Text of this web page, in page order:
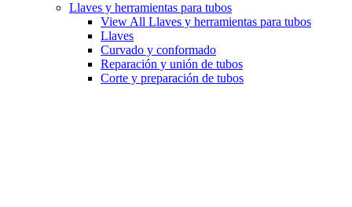
Llaves y herramientas para tubos
View All Llaves y herramientas para tubos
Llaves
Curvado y conformado
Reparación y unión de tubos
Corte y preparación de tubos